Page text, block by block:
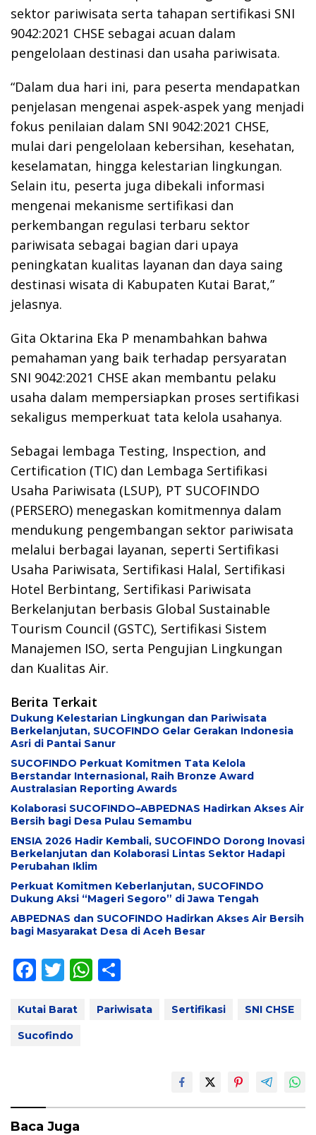
sektor pariwisata serta tahapan sertifikasi SNI
9042:2021 CHSE sebagai acuan dalam
pengelolaan destinasi dan usaha pariwisata.
“Dalam dua hari ini, para peserta mendapatkan
penjelasan mengenai aspek-aspek yang menjadi
fokus penilaian dalam SNI 9042:2021 CHSE,
mulai dari pengelolaan kebersihan, kesehatan,
keselamatan, hingga kelestarian lingkungan.
Selain itu, peserta juga dibekali informasi
mengenai mekanisme sertifikasi dan
perkembangan regulasi terbaru sektor
pariwisata sebagai bagian dari upaya
peningkatan kualitas layanan dan daya saing
destinasi wisata di Kabupaten Kutai Barat,”
jelasnya.
Gita Oktarina Eka P menambahkan bahwa
pemahaman yang baik terhadap persyaratan
SNI 9042:2021 CHSE akan membantu pelaku
usaha dalam mempersiapkan proses sertifikasi
sekaligus memperkuat tata kelola usahanya.
Sebagai lembaga Testing, Inspection, and
Certification (TIC) dan Lembaga Sertifikasi
Usaha Pariwisata (LSUP), PT SUCOFINDO
(PERSERO) menegaskan komitmennya dalam
mendukung pengembangan sektor pariwisata
melalui berbagai layanan, seperti Sertifikasi
Usaha Pariwisata, Sertifikasi Halal, Sertifikasi
Hotel Berbintang, Sertifikasi Pariwisata
Berkelanjutan berbasis Global Sustainable
Tourism Council (GSTC), Sertifikasi Sistem
Manajemen ISO, serta Pengujian Lingkungan
dan Kualitas Air.
Berita Terkait
Dukung Kelestarian Lingkungan dan Pariwisata
Berkelanjutan, SUCOFINDO Gelar Gerakan Indonesia
Asri di Pantai Sanur
SUCOFINDO Perkuat Komitmen Tata Kelola
Berstandar Internasional, Raih Bronze Award
Australasian Reporting Awards
Kolaborasi SUCOFINDO–ABPEDNAS Hadirkan Akses Air
Bersih bagi Desa Pulau Semambu
ENSIA 2026 Hadir Kembali, SUCOFINDO Dorong Inovasi
Berkelanjutan dan Kolaborasi Lintas Sektor Hadapi
Perubahan Iklim
Perkuat Komitmen Keberlanjutan, SUCOFINDO
Dukung Aksi “Mageri Segoro” di Jawa Tengah
ABPEDNAS dan SUCOFINDO Hadirkan Akses Air Bersih
bagi Masyarakat Desa di Aceh Besar
F
e
b
k
T
itt
er
W
at
p
ar
Kutai Barat Pariwisata Sertifikasi SNI CHSE
Sucofindo
Baca Juga